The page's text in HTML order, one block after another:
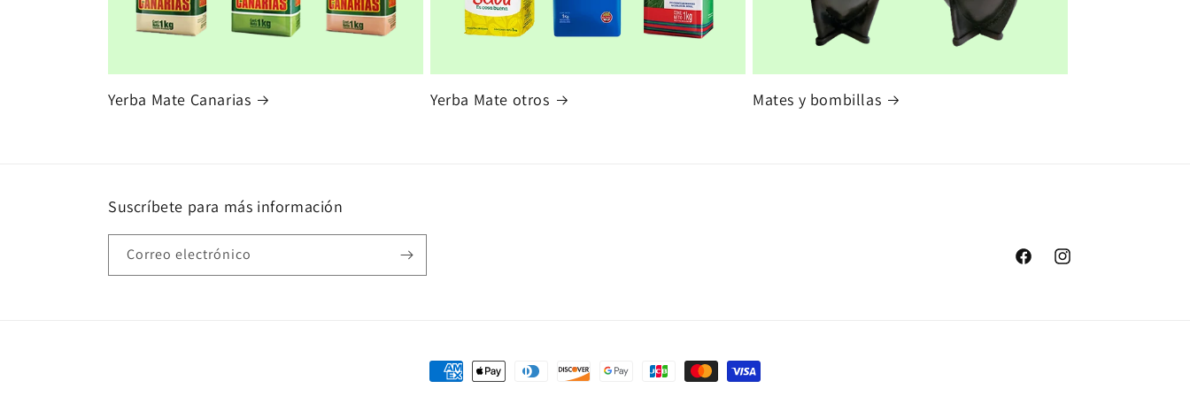
Yerba Mate Canarias Yerba Mate otros Mates y bombillas
Suscríbete para más información
Correo electrónico
FacebookInstagram
Formas